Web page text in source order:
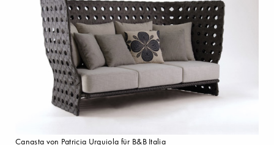
Canasta von Patricia Urquiola für B&B Italia